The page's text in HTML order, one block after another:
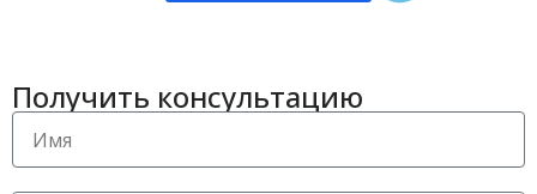
Получить консультацию